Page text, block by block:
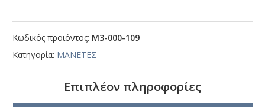
Κωδικός προϊόντος: Μ3-000-109
Κατηγορία: ΜΑΝΕΤΕΣ
Επιπλέον πληροφορίες